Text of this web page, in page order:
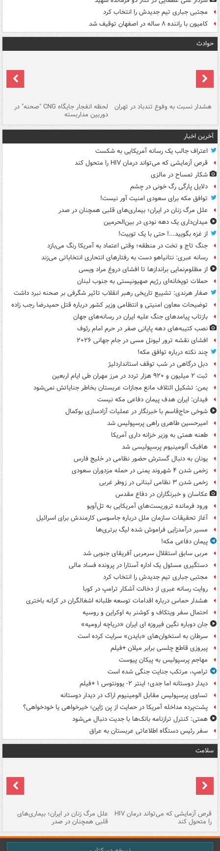
مجتبی جباری تیم جدیدش را انتخاب کرد
کامیون با راننده ۸ ساله در اصفهان توقیف شد
حوادث
هشدار نسبت به وفوع تندباد در تهران لحظه انفجار جایگاه CNG "صحنه" در
دوربین مداربسته
آخرین اخبار
اعتراف جالب یک رسانه آمریکایی به شکست
قرص آزمایشی که می‌تواند درمان HIV را متحول کند
شکار تمساح در مالزی
دلایل پارگی رگ خونی در چشم
توافق مکه برای سعودی امنیت آور نیست!
علل مرگ زنان در ایران؛ بیماری‌های قلبی همچنان در صدر
میدان‌داری یک دهه نودی در بین‌الحرمین
از غزه بگویید...! حتی با یک توییت!
جنگ تاج و تخت در منطقه؛ وقتی اعتماد به آمریکا رنگ می‌بازد
رسانه عبری: نتانیاهو دست به رفتارهای انتحاری انتخاباتی می‌زند
از مظلوم‌نمایی براندازها تا افشای دروغ مراد ویسی
حملات توپخانه‌ای رژیم صهیونیستی به جنوب لبنان
صفار هرندی: تشییع تاریخی رهبر انقلاب تاثیر شگرفی بر صحنه نبرد داشت
توضیحات معاون امنیتی و انتظامی وزیر کشور درباره قتل حمیدرضا رجب زاده
بازتاب پیامدهای جنگ علیه ایران در رسانه‌های جهان
نصب کتیبه‌های دهه پایانی صفر در حرم امام رئوف
افشای نقشه ترور لیونل مسی در جام جهانی ۲۰۲۶
چند نکته درباره توافق مکه!
دبل درگاهی در شب توقف استانداردلیژ
ثبت ۲ میلیون و ۹۲۰ هزار تردد در مرز مهران طی ایام اربعین
یمن: تشکیل ائتلاف مانع مجازات عربستان بخاطر جنایاتش نمی‌شود
فیدان: ایران هدف پیمان دفاعی مکه نیست
شوخی حاج‌قاسم با خبرنگار در عملیات آزادسازی بوکمال
امیرحسین طاهری راهی پرسپولیس شد
طعنه همتی به وزیر خزانه داری آمریکا
هافبک آلومینیوم پرسپولیسی شد
یونان به دنبال گسترش حضور نظامی در خلیج فارس
زخمی شدن ۴ شهروند یمنی در حمله مزدوران سعودی
زخمی شدن ۳ نظامی لبنانی در زوطر غربی
عکاسان و خبرنگاران در دفاع مقدس
ورود فرمانده تروریست‌های آمریکایی به تل‌آویو
آغاز تحقیقات سازمان ملل درباره جاسوسی کارمندش برای اسرائیل
مسیر درآمدزایی فراموش شده لیگ برتری‌ها
پیمان دفاعی مکه!
مربی سابق استقلال سرمربی آفریقای جنوبی شد
دستگیری مسئول یک اداره آستارا در پرونده فساد مالی
مجتبی جباری تیم جدیدش را انتخاب کرد
روایت رسانه عبری از دخالت آشکار ترامپ در کوبا
هشدار حماس درباره اقدامات توسعه طلبانه اشغالگران در کرانه باختری
احتمال سفر ویتکاف و کوشنر به اوکراین و روسیه
جان دوباره نگین فیروزه ای ایران «دریاچه ارومیه»
سرطان به استخوان‌های «بایدن» سرایت کرده است
پیروزی قاطع چلسی برابر میلان +فیلم
مهاجم پرسپولیس به پیکان پیوست
ترامپ، مرتکب جنایت جنگی شده است
دیدار دوستانه اما جدی؛ اینتر ۲- یوونتوس ۱ +فیلم
تساوی پرسپولیس مقابل الومینیوم اراک در دیدار دوستانه
پشت‌پرده مداخله آمریکا در حمایت از یِن ژاپن؛ خیرخواهی یا خودخواهی؟
همتی: کنترل ترازنامه بانک‌ها با جدیت دنبال می‌شود
سفر رئیس دستگاه اطلاعاتی عربستان به عراق
سلامت
قرص آزمایشی که می‌تواند درمان HIV
را متحول کند
علل مرگ زنان در ایران؛ بیماری‌های
قلبی همچنان در صدر